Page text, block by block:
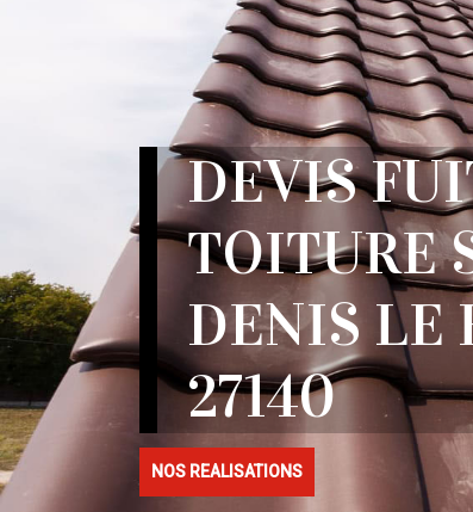
DEVIS
TOITURE
DENIS LE
27140
NOS REALISATIONS